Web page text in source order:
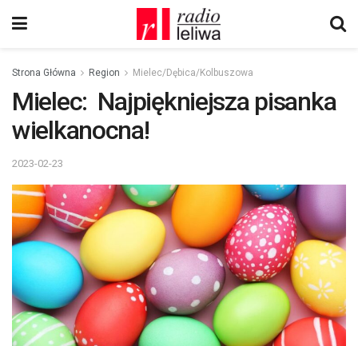
Strona Główna Region Mielec/Dębica/Kolbuszowa
Mielec: Najpiękniejsza pisanka
wielkanocna!
2023-02-23